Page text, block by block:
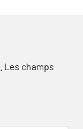
Les champs